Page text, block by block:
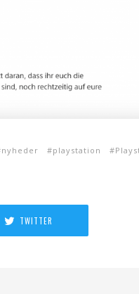
nyheder playstation
TWITTER